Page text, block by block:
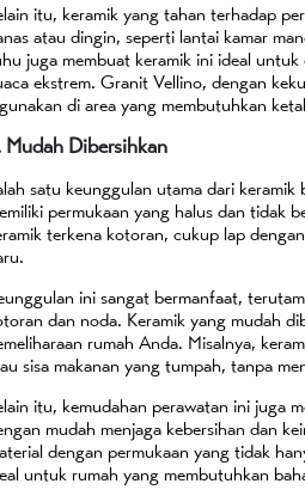
itu, keramik yang tahan terhadap
atau dingin, seperti lantai kamar
juga membuat keramik ini ideal
ekstrem. Granit Vellino, dengan
di area yang membutuhkan
Mudah Dibersihkan
satu keunggulan utama dari
permukaan yang halus dan tidak
terkena kotoran, cukup lap
ini sangat bermanfaat,
dan noda. Keramik yang mudah
rumah Anda. Misalnya,
sisa makanan yang tumpah, tanpa
itu, kemudahan perawatan ini juga
mudah menjaga kebersihan dan
dengan permukaan yang tidak
untuk rumah yang membutuhkan